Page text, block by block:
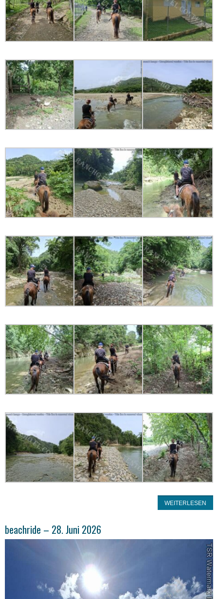
WEITERLESEN
beachride – 28. Juni 2026